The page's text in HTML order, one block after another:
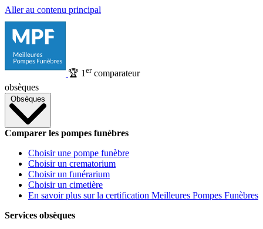
Aller au contenu principal
🏆 1 ercomparateur
obsèques
Obsèques
Comparer les pompes funèbres
Choisir une pompe funèbre
Choisir un crematorium
Choisir un funérarium
Choisir un cimetière
En savoir plus sur la certification Meilleures Pompes Funèbres
Services obsèques